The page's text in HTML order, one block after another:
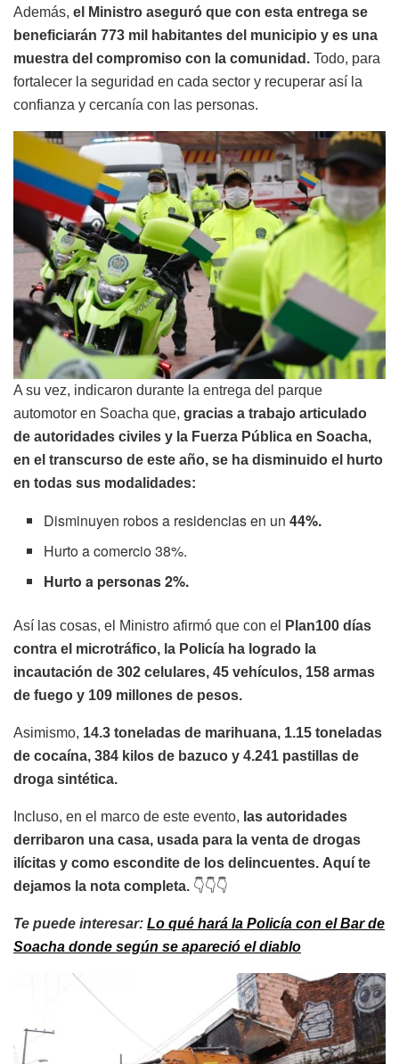
Además, el Ministro aseguró que con esta entrega se
beneficiarán 773 mil habitantes del municipio y es una
muestra del compromiso con la comunidad. Todo, para
fortalecer la seguridad en cada sector y recuperar así la
confianza y cercanía con las personas.
A su vez, indicaron durante la entrega del parque
automotor en Soacha que, gracias a trabajo articulado
de autoridades civiles y la Fuerza Pública en Soacha,
en el transcurso de este año, se ha disminuido el hurto
en todas sus modalidades:
Disminuyen robos a residencias en un 44%.
Hurto a comercio 38%.
Hurto a personas 2%.
Así las cosas, el Ministro afirmó que con el
Plan100 días
contra el microtráfico, la Policía ha logrado la
incautación de 302 celulares, 45 vehículos, 158 armas
de fuego y 109 millones de pesos.
Asimismo, 14.3 toneladas de marihuana, 1.15 toneladas
de cocaína, 384 kilos de bazuco y 4.241 pastillas de
droga sintética.
Incluso, en el marco de este evento, las autoridades
derribaron una casa, usada para la venta de drogas
ilícitas y como escondite de los delincuentes. Aquí te
dejamos la nota completa. 👇👇👇
Te puede interesar: Lo qué hará la Policía con el Bar de
Soacha donde según se apareció el diablo